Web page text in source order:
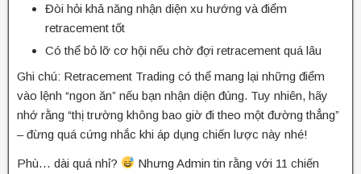
Đòi hỏi khả năng nhận diện xu hướng và điểm
retracement tốt
Có thể bỏ lỡ cơ hội nếu chờ đợi retracement quá lâu
Ghi chú: Retracement Trading có thể mang lại những điểm
vào lệnh “ngon ăn” nếu bạn nhận diện đúng. Tuy nhiên, hãy
nhớ rằng “thị trường không bao giờ đi theo một đường thẳng”
– đừng quá cứng nhắc khi áp dụng chiến lược này nhé!
Phù… dài quá nhỉ?
Nhưng Admin tin rằng với 11 chiến